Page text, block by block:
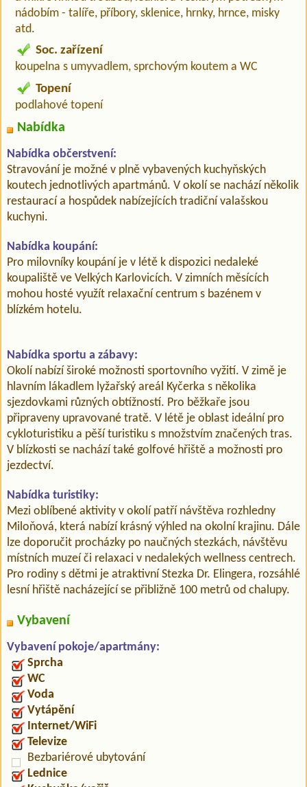
nádobím - talíře, příbory, sklenice, hrnky, hrnce, misky
atd.
Soc. zařízení
koupelna s umyvadlem, sprchovým koutem a WC
Topení
podlahové topení
Nabídka
Nabídka občerstvení:
Stravování je možné v plně vybavených kuchyňských
koutech jednotlivých apartmánů. V okolí se nachází několik
restaurací a hospůdek nabízejících tradiční valašskou
kuchyni.
Nabídka koupání:
Pro milovníky koupání je v létě k dispozici nedaleké
koupaliště ve Velkých Karlovicích. V zimních měsících
mohou hosté využít relaxační centrum s bazénem v
blízkém hotelu.
Nabídka sportu a zábavy:
Okolí nabízí široké možnosti sportovního vyžití. V zimě je
hlavním lákadlem lyžařský areál Kyčerka s několika
sjezdovkami různých obtížností. Pro běžkaře jsou
připraveny upravované tratě. V létě je oblast ideální pro
cykloturistiku a pěší turistiku s množstvím značených tras.
V blízkosti se nachází také golfové hřiště a možnosti pro
jezdectví.
Nabídka turistiky:
Mezi oblíbené aktivity v okolí patří návštěva rozhledny
Miloňová, která nabízí krásný výhled na okolní krajinu. Dále
lze doporučit procházky po naučných stezkách, návštěvu
místních muzeí či relaxaci v nedalekých wellness centrech.
Pro rodiny s dětmi je atraktivní Stezka Dr. Elingera, rozsáhlé
lesní hřiště nacházející se přibližně 100 metrů od chalupy.
Vybavení
Vybavení pokoje/apartmány:
Sprcha
WC
Voda
Vytápění
Internet/WiFi
Televize
Bezbariérové ubytování
Lednice